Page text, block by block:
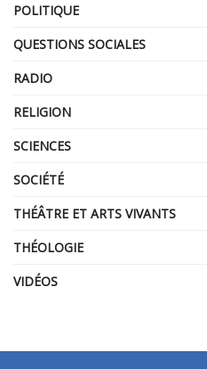
POLITIQUE
QUESTIONS SOCIALES
RADIO
RELIGION
SCIENCES
SOCIÉTÉ
THÉÂTRE ET ARTS VIVANTS
THÉOLOGIE
VIDÉOS